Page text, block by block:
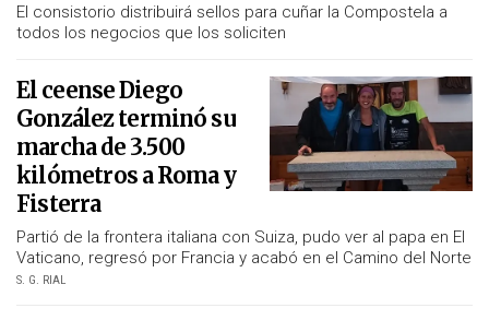
El consistorio distribuirá sellos para cuñar la Compostela a
todos los negocios que los soliciten
El ceense Diego
González terminó su
marcha de 3.500
kilómetros a Roma y
Fisterra
Partió de la frontera italiana con Suiza, pudo ver al papa en El
Vaticano, regresó por Francia y acabó en el Camino del Norte
S. G. RIAL